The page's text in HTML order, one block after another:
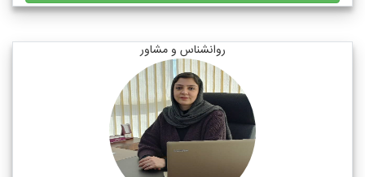
روانشناس و مشاور